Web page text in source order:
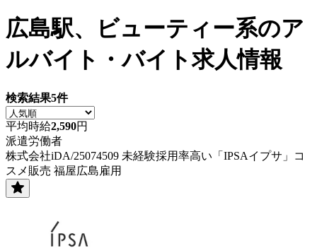
広島駅、ビューティー系のア
ルバイト・バイト求人情報
検索結果5件
平均時給2,590円
派遣労働者
株式会社iDA/25074509 未経験採用率高い「IPSAイプサ」コ
スメ販売 福屋広島雇用